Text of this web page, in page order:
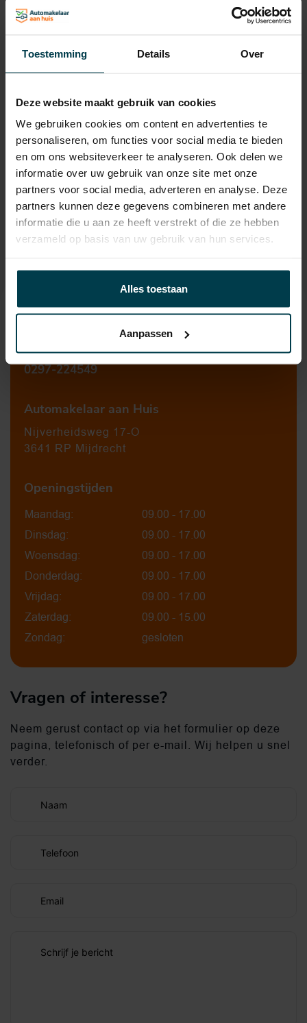
Toestemming Details Over
Deze website maakt gebruik van cookies
We gebruiken cookies om content en advertenties te
personaliseren, om functies voor social media te bieden
en om ons websiteverkeer te analyseren. Ook delen we
informatie over uw gebruik van onze site met onze
partners voor social media, adverteren en analyse. Deze
partners kunnen deze gegevens combineren met andere
informatie die u aan ze heeft verstrekt of die ze hebben
verzameld op basis van uw gebruik van hun services.
Alles toestaan
Aanpassen
Gewicht
Laadvermogen
635 KG
aanwezig?
Bijtelling
22 %
Energielabel
Wegenbelasting min
€ 468 /kwartaal
Contact informatie
verkoop@automakelaaraanhuis.nl
0297-224549
Automakelaar aan Huis
Nijverheidsweg 17-O
3641 RP Mijdrecht
Openingstijden
Maandag:
09.00 - 17.00
Dinsdag:
09.00 - 17.00
Woensdag:
09.00 - 17.00
Donderdag:
09.00 - 17.00
Vrijdag:
09.00 - 17.00
Zaterdag:
09.00 - 15.00
Zondag:
gesloten
Vragen of interesse?
Neem gerust contact op via het formulier op deze
pagina, telefonisch of per e-mail. Wij helpen u snel
verder.
Naam
Telefoon
Email
Schrijf je bericht